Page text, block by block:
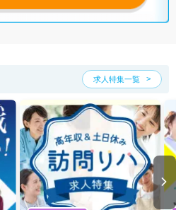
。
方は人気の希望条件をピックアップし
求人特集一覧